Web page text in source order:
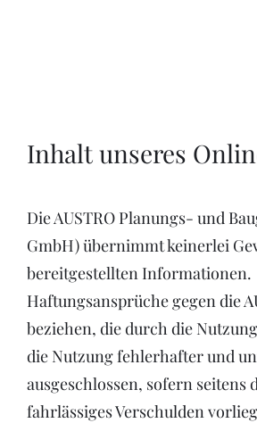
Inhalt unseres
Die AUSTRO Planungs- und
GmbH) übernimmt keinerlei
bereitgestellten Informationen.
Haftungsansprüche gegen die
beziehen, die durch die
die Nutzung fehlerhafter und
ausgeschlossen, sofern
fahrlässiges Verschulden